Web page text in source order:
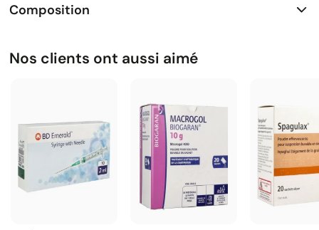
Composition
Nos clients ont aussi aimé